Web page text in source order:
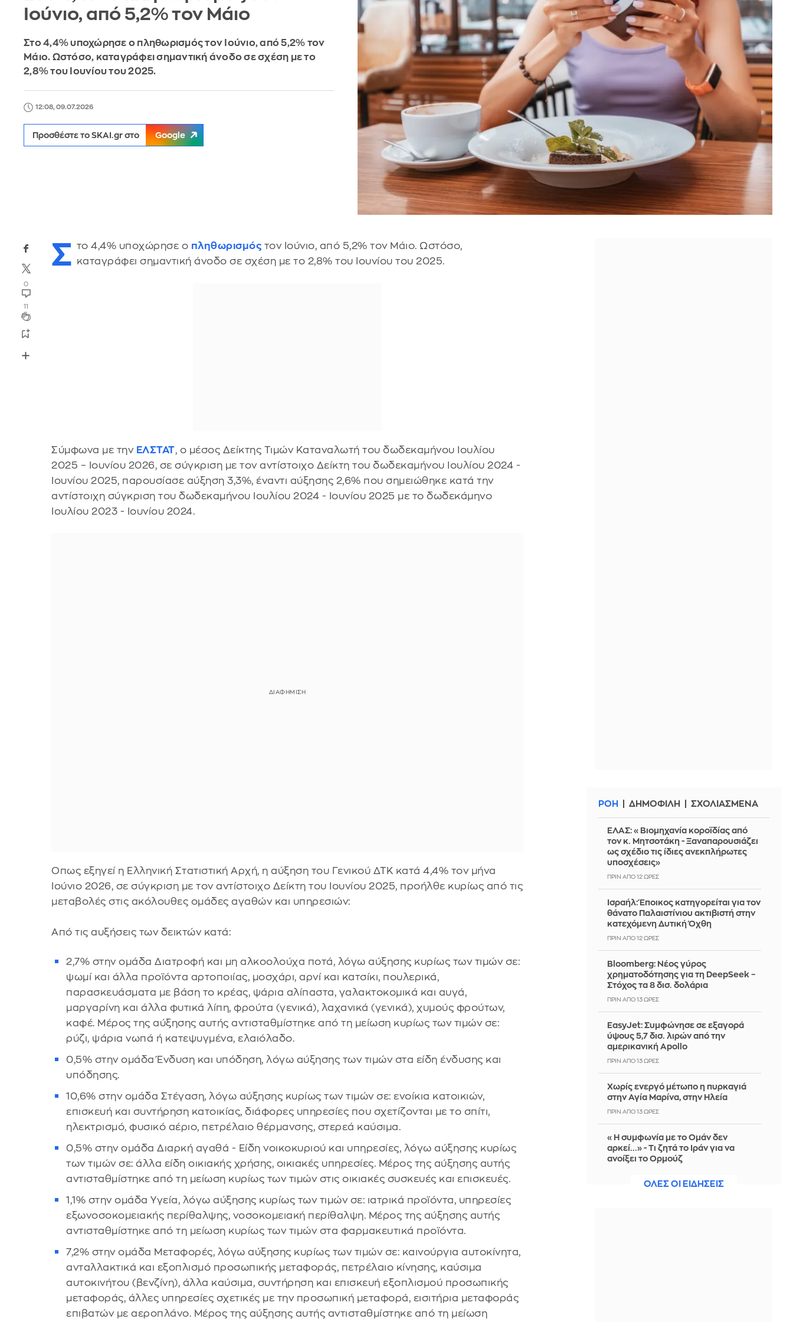
Ιούνιο, από 5,2% τον Μάιο
Στο 4,4% υποχώρησε ο πληθωρισμός τον Ιούνιο, από 5,2% τον
Μάιο. Ωστόσο, καταγράφει σημαντική άνοδο σε σχέση με το
2,8% του Ιουνίου του 2025.
12:08, 09.07.2026
Προσθέστε το SKAI.gr στο Google
0
11
Σ το 4,4% υποχώρησε ο πληθωρισμός τον Ιούνιο, από 5,2% τον Μάιο. Ωστόσο,
καταγράφει σημαντική άνοδο σε σχέση με το 2,8% του Ιουνίου του 2025.
Σύμφωνα με την ΕΛΣΤΑΤ, ο μέσος Δείκτης Τιμών Καταναλωτή του δωδεκαμήνου Ιουλίου
2025 – Ιουνίου 2026, σε σύγκριση με τον αντίστοιχο Δείκτη του δωδεκαμήνου Ιουλίου 2024 -
Ιουνίου 2025, παρουσίασε αύξηση 3,3%, έναντι αύξησης 2,6% που σημειώθηκε κατά την
αντίστοιχη σύγκριση του δωδεκαμήνου Ιουλίου 2024 - Ιουνίου 2025 με το δωδεκάμηνο
Ιουλίου 2023 - Ιουνίου 2024.
Οπως εξηγεί η Ελληνική Στατιστική Αρχή, η αύξηση του Γενικού ΔΤΚ κατά 4,4% τον μήνα
Ιούνιο 2026, σε σύγκριση με τον αντίστοιχο Δείκτη του Ιουνίου 2025, προήλθε κυρίως από τις
μεταβολές στις ακόλουθες ομάδες αγαθών και υπηρεσιών:
Από τις αυξήσεις των δεικτών κατά:
2,7% στην ομάδα Διατροφή και μη αλκοολούχα ποτά, λόγω αύξησης κυρίως των τιμών σε:
ψωμί και άλλα προϊόντα αρτοποιίας, μοσχάρι, αρνί και κατσίκι, πουλερικά,
παρασκευάσματα με βάση το κρέας, ψάρια αλίπαστα, γαλακτοκομικά και αυγά,
μαργαρίνη και άλλα φυτικά λίπη, φρούτα (γενικά), λαχανικά (γενικά), χυμούς φρούτων,
καφέ. Μέρος της αύξησης αυτής αντισταθμίστηκε από τη μείωση κυρίως των τιμών σε:
ρύζι, ψάρια νωπά ή κατεψυγμένα, ελαιόλαδο.
0,5% στην ομάδα Ένδυση και υπόδηση, λόγω αύξησης των τιμών στα είδη ένδυσης και
υπόδησης.
10,6% στην ομάδα Στέγαση, λόγω αύξησης κυρίως των τιμών σε: ενοίκια κατοικιών,
επισκευή και συντήρηση κατοικίας, διάφορες υπηρεσίες που σχετίζονται με το σπίτι,
ηλεκτρισμό, φυσικό αέριο, πετρέλαιο θέρμανσης, στερεά καύσιμα.
0,5% στην ομάδα Διαρκή αγαθά - Είδη νοικοκυριού και υπηρεσίες, λόγω αύξησης κυρίως
των τιμών σε: άλλα είδη οικιακής χρήσης, οικιακές υπηρεσίες. Μέρος της αύξησης αυτής
αντισταθμίστηκε από τη μείωση κυρίως των τιμών στις οικιακές συσκευές και επισκευές.
1,1% στην ομάδα Υγεία, λόγω αύξησης κυρίως των τιμών σε: ιατρικά προϊόντα, υπηρεσίες
εξωνοσοκομειακής περίθαλψης, νοσοκομειακή περίθαλψη. Μέρος της αύξησης αυτής
αντισταθμίστηκε από τη μείωση κυρίως των τιμών στα φαρμακευτικά προϊόντα.
7,2% στην ομάδα Μεταφορές, λόγω αύξησης κυρίως των τιμών σε: καινούργια αυτοκίνητα,
ανταλλακτικά και εξοπλισμό προσωπικής μεταφοράς, πετρέλαιο κίνησης, καύσιμα
αυτοκινήτου (βενζίνη), άλλα καύσιμα, συντήρηση και επισκευή εξοπλισμού προσωπικής
μεταφοράς, άλλες υπηρεσίες σχετικές με την προσωπική μεταφορά, εισιτήρια μεταφοράς
επιβατών με αεροπλάνο. Μέρος της αύξησης αυτής αντισταθμίστηκε από τη μείωση
ΡΟΗ ΔΗΜΟΦΙΛΗ ΣΧΟΛΙΑΣΜΕΝΑ
ΕΛΑΣ: «Βιομηχανία κοροϊδίας από
τον κ. Μητσοτάκη - Ξαναπαρουσιάζει
ως σχέδιο τις ίδιες ανεκπλήρωτες
υποσχέσεις»
ΠΡΙΝ ΑΠΌ 12 ΏΡΕΣ
Ισραήλ: Έποικος κατηγορείται για τον
θάνατο Παλαιστίνιου ακτιβιστή στην
κατεχόμενη Δυτική Όχθη
ΠΡΙΝ ΑΠΌ 12 ΏΡΕΣ
Bloomberg: Νέος γύρος
χρηματοδότησης για τη DeepSeek –
Στόχος τα 8 δισ. δολάρια
ΠΡΙΝ ΑΠΌ 13 ΏΡΕΣ
EasyJet: Συμφώνησε σε εξαγορά
ύψους 5,7 δισ. λιρών από την
αμερικανική Apollo
ΠΡΙΝ ΑΠΌ 13 ΏΡΕΣ
Χωρίς ενεργό μέτωπο η πυρκαγιά
στην Αγία Μαρίνα, στην Ηλεία
ΠΡΙΝ ΑΠΌ 13 ΏΡΕΣ
«Η συμφωνία με το Ομάν δεν
αρκεί...» - Τι ζητά το Ιράν για να
ανοίξει το Ορμούζ
ΟΛΕΣ ΟΙ ΕΙΔΗΣΕΙΣ